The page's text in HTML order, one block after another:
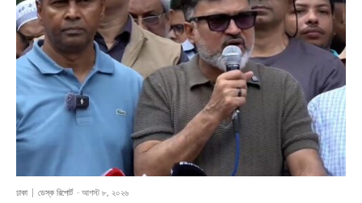
ঢাকা ডেস্ক রিপোর্ট - আগস্ট ৮, ২০২৬